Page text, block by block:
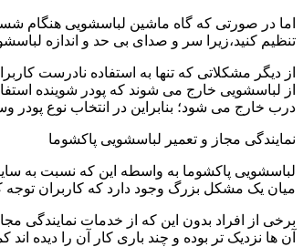
اما در صورتی که گاه ماشین لباسشویی هنگام
تنظیم کنید،زیرا سر و صدای بی حد و اندازه
از دیگر مشکلاتی که تنها به استفاده نادرست
از لباسشویی خارج می شوند که پودر شوینده
درب خارج می شود؛ بنابراین در انتخاب نوع
نمایندگی مجاز و تعمیر لباسشویی پاکشوما
لباسشویی پاکشوما به واسطه این که نسبت به
میان یک مشکل بزرگ وجود دارد که کاربران توجه
برخی از افراد بدون این که از خدمات نمایندگی
آن ها نزدیک تر بوده و چند باری کار آن را دیده اند